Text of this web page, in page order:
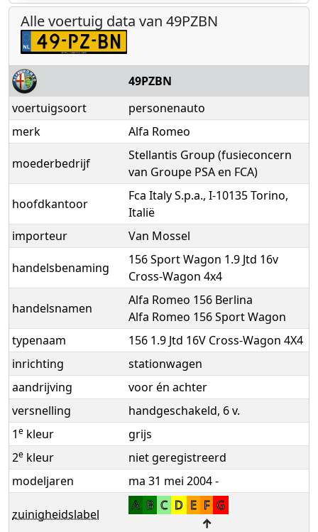
Alle voertuig data van 49PZBN
49PZBN
voertuigsoort
personenauto
merk
Alfa Romeo
moederbedrijf
Stellantis Group (fusieconcern
van Groupe PSA en FCA)
hoofdkantoor
Fca Italy S.p.a., I-10135 Torino,
Italië
importeur
Van Mossel
handelsbenaming
156 Sport Wagon 1.9 Jtd 16v
Cross-Wagon 4x4
handelsnamen
Alfa Romeo 156 Berlina
Alfa Romeo 156 Sport Wagon
typenaam
156 1.9 Jtd 16V Cross-Wagon 4X4
inrichting
stationwagen
aandrijving
voor én achter
versnelling
handgeschakeld, 6 v.
1e kleur
grijs
2e kleur
niet geregistreerd
modeljaren
ma 31 mei 2004 -
zuinigheidslabel
A B C D E F G
↑